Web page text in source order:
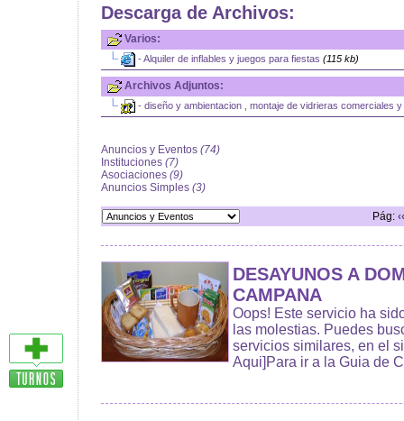
Descarga de Archivos:
Varios:
- Alquiler de inflables y juegos para fiestas (115 kb)
Archivos Adjuntos:
- diseño y ambientacion , montaje de vidrieras comerciales
Anuncios y Eventos (74)
Instituciones (7)
Asociaciones (9)
Anuncios Simples (3)
Pág: ‹‹
DESAYUNOS A
CAMPANA
Oops! Este servicio ha
las molestias. Puedes
servicios similares, en el
Aqui]Para ir a la Guia de